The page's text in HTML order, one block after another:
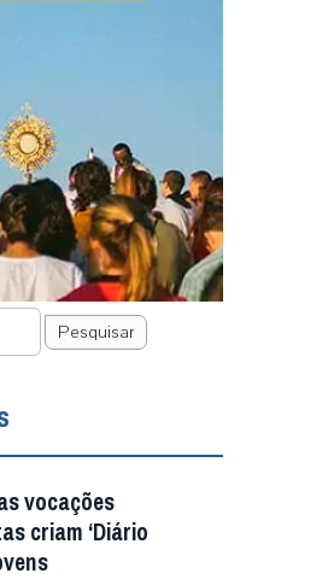
Pesquisar
vocações
criam ‘Diário